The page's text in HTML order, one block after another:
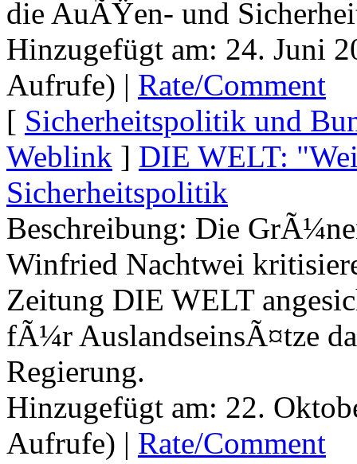
die AuÃŸen- und
Hinzugefügt am: 24. Juni
Aufrufe) | Rate/Comment
[ Sicherheitspolitik und
Weblink ] DIE WELT:
Sicherheitspolitik
Beschreibung: Die
Winfried Nachtwei
Zeitung DIE WELT
fÃ¼r AuslandseinsÃ¤tze
Regierung.
Hinzugefügt am: 22.
Aufrufe) | Rate/Comment